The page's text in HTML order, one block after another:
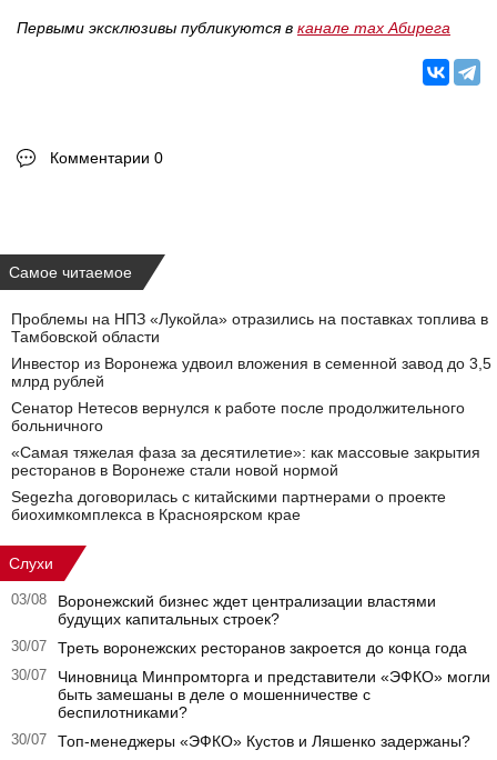
Первыми эксклюзивы публикуются в канале max Абирега
Комментарии 0
Самое читаемое
Проблемы на НПЗ «Лукойла» отразились на поставках топлива в
Тамбовской области
Инвестор из Воронежа удвоил вложения в семенной завод до 3,5
млрд рублей
Сенатор Нетесов вернулся к работе после продолжительного
больничного
«Самая тяжелая фаза за десятилетие»: как массовые закрытия
ресторанов в Воронеже стали новой нормой
Segezha договорилась с китайскими партнерами о проекте
биохимкомплекса в Красноярском крае
Слухи
03/08
Воронежский бизнес ждет централизации властями
будущих капитальных строек?
30/07 Треть воронежских ресторанов закроется до конца года
30/07
Чиновница Минпромторга и представители «ЭФКО» могли
быть замешаны в деле о мошенничестве с
беспилотниками?
30/07 Топ-менеджеры «ЭФКО» Кустов и Ляшенко задержаны?